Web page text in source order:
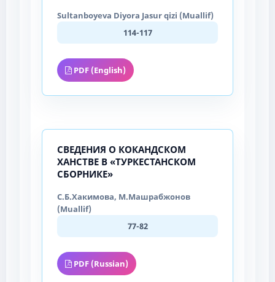
Sultanboyeva Diyora Jasur qizi (Muallif)
114-117
PDF (English)
СВЕДЕНИЯ О КОКАНДСКОМ
ХАНСТВЕ В «ТУРКЕСТАНСКОМ
СБОРНИКЕ»
С.Б.Хакимова, М.Машрабжонов
(Muallif)
77-82
PDF (Russian)